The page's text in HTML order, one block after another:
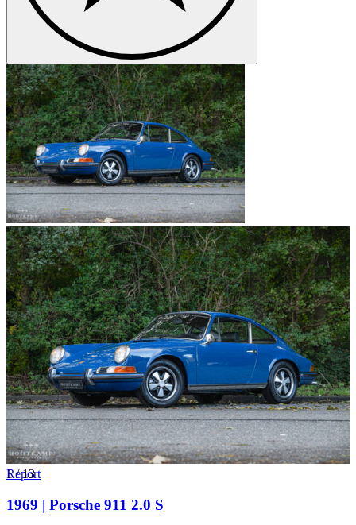
1/13
Report
1969 | Porsche 911 2.0 S